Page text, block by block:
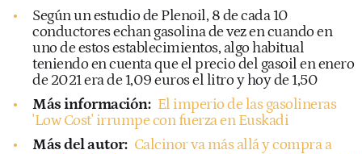
Según un estudio de Plenoil, 8 de cada 10
conductores echan gasolina de vez en cuando en
uno de estos establecimientos, algo habitual
teniendo en cuenta que el precio del gasoil en enero
de 2021 era de 1,09 euros el litro y hoy de 1,50
Más información: El imperio de las gasolineras
'Low Cost' irrumpe con fuerza en Euskadi
Más del autor: Calcinor va más allá y compra a